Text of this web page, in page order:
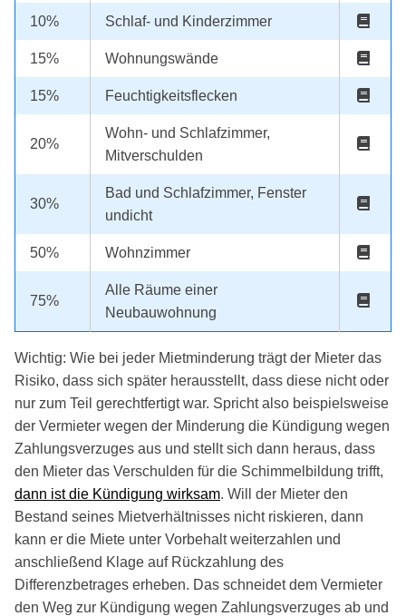
10% Schlaf- und Kinderzimmer
15% Wohnungswände
15% Feuchtigkeitsflecken
20%
Wohn- und Schlafzimmer,
Mitverschulden
30%
Bad und Schlafzimmer, Fenster
undicht
50% Wohnzimmer
75%
Alle Räume einer
Neubauwohnung
Wichtig: Wie bei jeder Mietminderung trägt der Mieter das
Risiko, dass sich später herausstellt, dass diese nicht oder
nur zum Teil gerechtfertigt war. Spricht also beispielsweise
der Vermieter wegen der Minderung die Kündigung wegen
Zahlungsverzuges aus und stellt sich dann heraus, dass
den Mieter das Verschulden für die Schimmelbildung trifft,
dann ist die Kündigung wirksam. Will der Mieter den
Bestand seines Mietverhältnisses nicht riskieren, dann
kann er die Miete unter Vorbehalt weiterzahlen und
anschließend Klage auf Rückzahlung des
Differenzbetrages erheben. Das schneidet dem Vermieter
den Weg zur Kündigung wegen Zahlungsverzuges ab und